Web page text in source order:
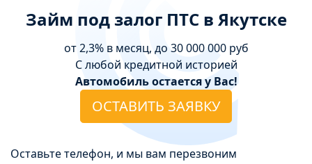
Займ под залог ПТС в Якутске
от 2,3% в месяц, до 30 000 000 руб
С любой кредитной историей
Автомобиль остается у Вас!
ОСТАВИТЬ ЗАЯВКУ
Оставьте телефон, и мы вам перезвоним